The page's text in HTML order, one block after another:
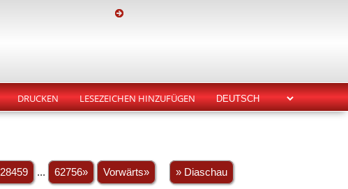
DRUCKEN LESEZEICHEN HINZUFÜGEN
28459 ... 62756» Vorwärts» » Diaschau